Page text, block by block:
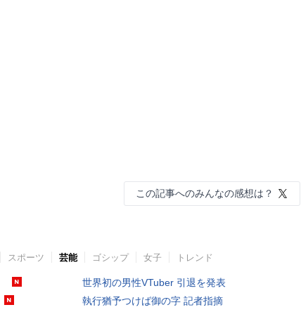
この記事へのみんなの感想は？
スポーツ 芸能 ゴシップ 女子 トレンド
世界初の男性VTuber 引退を発表
執行猶予つけば御の字 記者指摘